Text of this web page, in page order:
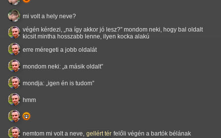
mi volt a hely neve?
végén kérdezi, na így akkor jó lesz? mondom neki, hogy bal oldalt
kicsit mintha hosszabb lenne, ilyen kocka alakú
erre méregeti a jobb oldalát
mondom neki: a másik oldalt
mondja: igen én is tudom
hmm
nemtom mi volt a neve, gellért tér felőli végén a bartók bélának